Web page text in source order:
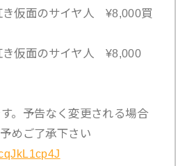
仮面のサイヤ人 ¥8,000買
仮面のサイヤ人 ¥8,000
。予告なく変更される場合
めご了承下さい